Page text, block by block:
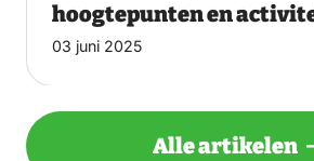
hoogtepunten en
03 juni 2025
Alle artikelen